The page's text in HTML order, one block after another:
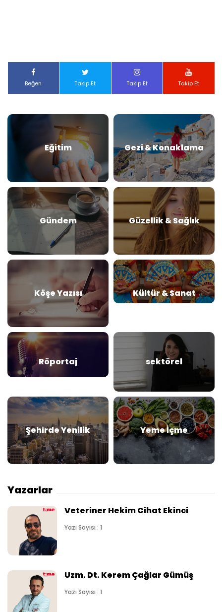
Beğen Takip Et Takip Et Takip Et
Eğitim Gezi & Konaklama
Gündem Güzellik & Sağlık
Köşe Yazısı Kültür & Sanat
Röportaj sektörel
Şehirde Yenilik Yeme İçme
Yazarlar
Veteriner Hekim Cihat Ekinci
Yazı Sayısı : 1
Uzm. Dt. Kerem Çağlar Gümüş
Yazı Sayısı : 1